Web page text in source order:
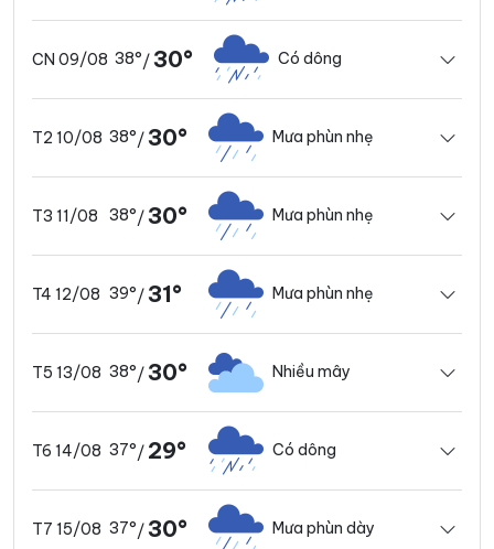
CN 09/08 38°/30° Có dông
T2 10/08 38°/30° Mưa phùn nhẹ
T3 11/08 38°/30° Mưa phùn nhẹ
T4 12/08 39°/31° Mưa phùn nhẹ
T5 13/08 38°/30° Nhiều mây
T6 14/08 37°/ 29° Có dông
T7 15/08 37°/30° Mưa phùn dày